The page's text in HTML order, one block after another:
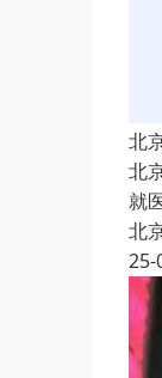
北
北
就
北
25-